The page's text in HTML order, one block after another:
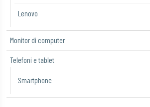
Lenovo
Monitor di computer
Telefoni e tablet
Smartphone